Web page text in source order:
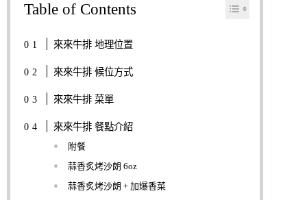
Table of Contents
來來牛排 地理位置
來來牛排 候位方式
來來牛排 菜單
來來牛排 餐點介紹
附餐
蒜香炙烤沙朗 6oz
蒜香炙烤沙朗 + 加爆香菜